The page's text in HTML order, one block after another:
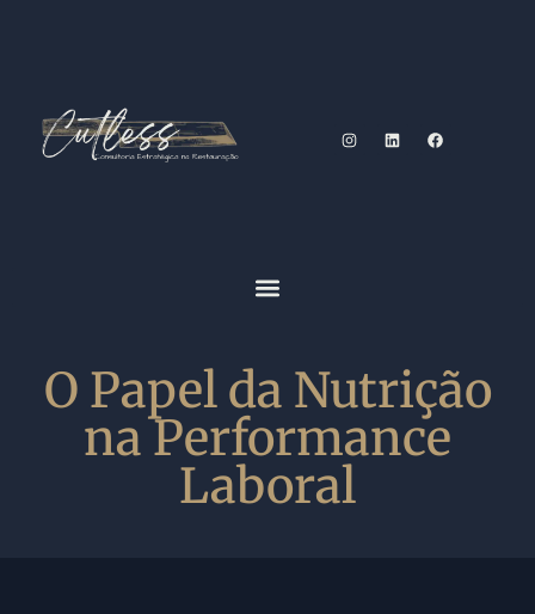
O Papel da Nutrição
na Performance
Laboral